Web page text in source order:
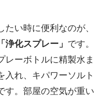
い時に便利なのが、
「浄化スプレー」 です。
レーボトルに精製水ま
入れ、キパワーソルト
す。部屋の空気が重い